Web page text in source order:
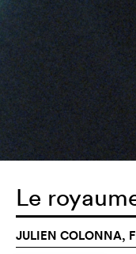
Le
JULIEN COLONNA,